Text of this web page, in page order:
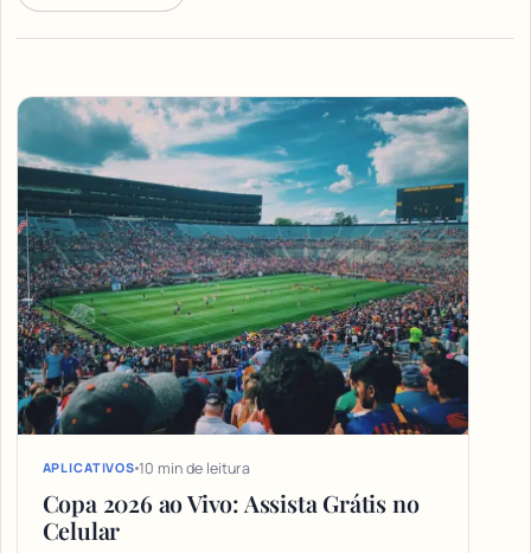
Articles
APLICATIVOS 10 min de leitura
Copa 2026 ao Vivo: Assista Grátis no
Celular